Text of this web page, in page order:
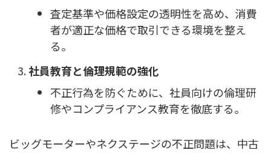
査定基準や価格設定の透明性を高め、消費
者が適正な価格で取引できる環境を整え
る。
社員教育と倫理規範の強化
不正行為を防ぐために、社員向けの倫理研
修やコンプライアンス教育を徹底する。
ビッグモーターやネクステージの不正問題は、中古